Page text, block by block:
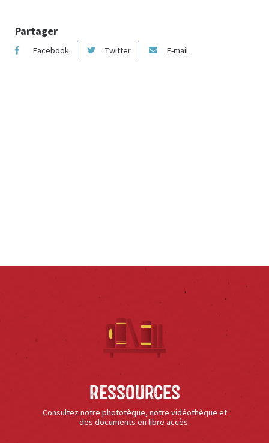
Partager
Facebook Twitter E-mail
Ressources
Consultez notre phototèque, notre vidéothèque et
des documents en libre accès.